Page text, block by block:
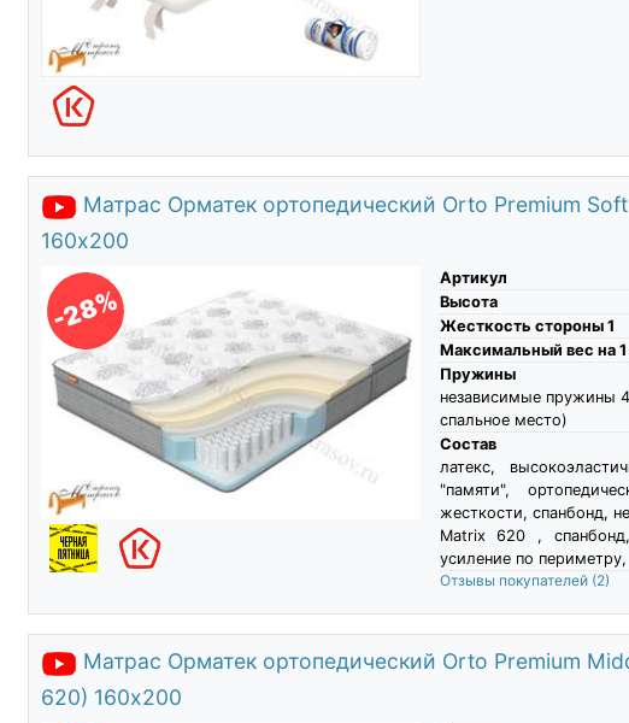
Матрас Орматек ортопедический Orto Premium
160х200
-28%
Артикул
Высота
Жесткость стороны 1
Максимальный вес на
Пружины
независимые пружины
спальное место)
Состав
латекс,
"памяти",
жесткости, спанбонд,
Matrix 620 ,
усиление по периметру,
Отзывы покупателей (2)
Матрас Орматек ортопедический Orto Premium
620) 160х200